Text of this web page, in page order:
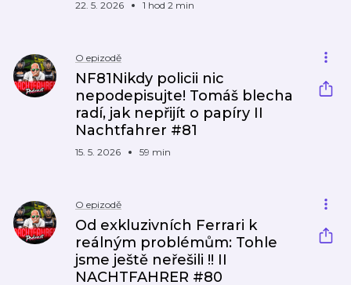
22. 5. 2026 1 hod 2 min
O epizodě
NF81Nikdy policii nic
nepodepisujte! Tomáš blecha
radí, jak nepřijít o papíry II
Nachtfahrer #81
15. 5. 2026 59 min
O epizodě
Od exkluzivních Ferrari k
reálným problémům: Tohle
jsme ještě neřešili !! II
NACHTFAHRER #80